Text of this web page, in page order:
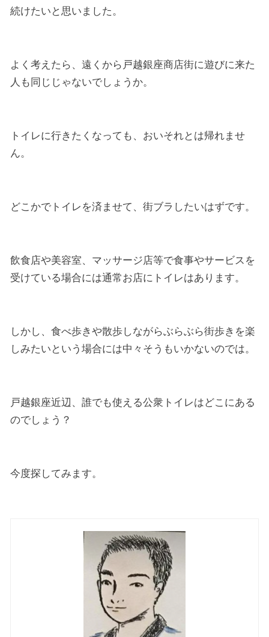
続けたいと思いました。
よく考えたら、遠くから戸越銀座商店街に遊びに来た
人も同じじゃないでしょうか。
トイレに行きたくなっても、おいそれとは帰れませ
ん。
どこかでトイレを済ませて、街ブラしたいはずです。
飲食店や美容室、マッサージ店等で食事やサービスを
受けている場合には通常お店にトイレはあります。
しかし、食べ歩きや散歩しながらぶらぶら街歩きを楽
しみたいという場合には中々そうもいかないのでは。
戸越銀座近辺、誰でも使える公衆トイレはどこにある
のでしょう？
今度探してみます。